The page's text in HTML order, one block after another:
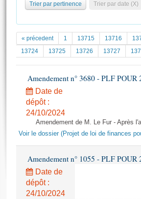
Pétitions
Documents parlementaires
Projets de loi
Propositions de loi
Amendements
Textes adoptés
Rapports d'information
Rapports sur l'application des lois
Baromètre de l’application des lois
Statistiques et chiffres clés
Documents de référence
( Constitution | Règlement de
Histoire
Juniors
Anciennes législatures
Liens vers les sites publics
La Bibliothèque
Les archives
Photos libres de droit
Trier par pertinence Trier par date (X)
« précedent 1 13715 13716
13724
13725 13726 13727
Amendement n° 3680 - PLF POUR
Date de
dépôt :
24/10/2024
Amendement de M. Le Fur - Après
Voir le dossier (Projet de loi de finances
Amendement n° 1055 - PLF POUR
Date de
dépôt :
24/10/2024